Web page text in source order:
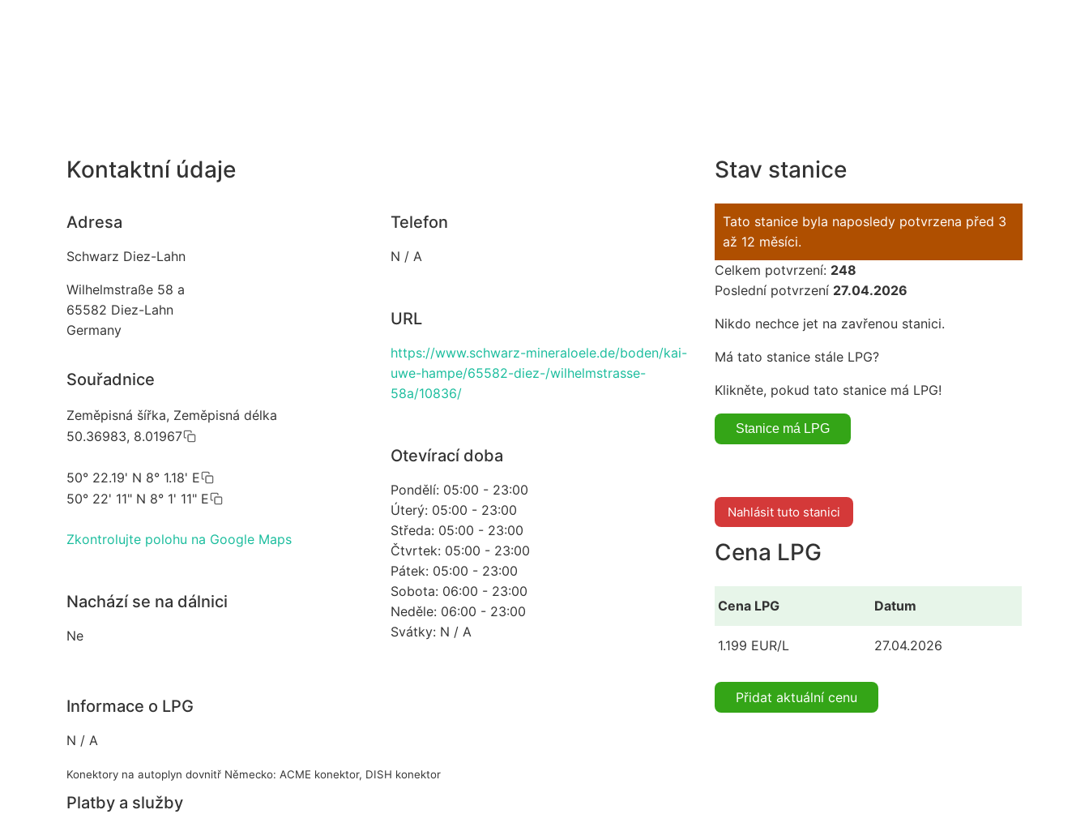
Kontaktní údaje
Adresa
Schwarz Diez-Lahn
Wilhelmstraße 58 a
65582 Diez-Lahn
Germany
Souřadnice
Zeměpisná šířka, Zeměpisná délka
50.36983, 8.01967
50° 22.19' N 8° 1.18' E
50° 22' 11" N 8° 1' 11" E
Zkontrolujte polohu na Google Maps
Nachází se na dálnici
Ne
Telefon
N / A
URL
https://www.schwarz-mineraloele.de/boden/kai-
uwe-hampe/65582-diez-/wilhelmstrasse-
58a/10836/
Otevírací doba
Pondělí: 05:00 - 23:00
Úterý: 05:00 - 23:00
Středa: 05:00 - 23:00
Čtvrtek: 05:00 - 23:00
Pátek: 05:00 - 23:00
Sobota: 06:00 - 23:00
Neděle: 06:00 - 23:00
Svátky: N / A
Informace o LPG
N / A
Konektory na autoplyn dovnitř Německo: ACME konektor, DISH konektor
Platby a služby
Stav stanice
Tato stanice byla naposledy potvrzena před 3
až 12 měsíci.
Celkem potvrzení: 248
Poslední potvrzení 27.04.2026
Nikdo nechce jet na zavřenou stanici.
Má tato stanice stále LPG?
Klikněte, pokud tato stanice má LPG!
Nahlásit tuto stanici
Cena LPG
Cena LPG Datum
1.199 EUR/L 27.04.2026
Přidat aktuální cenu